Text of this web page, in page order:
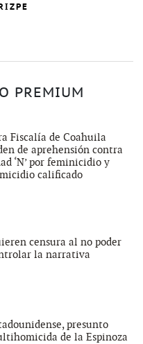
PREMIUM
Fiscalía de Coahuila
de aprehensión contra
‘N’ por feminicidio y
calificado
censura al no poder
la narrativa
presunto
de la Espinoza